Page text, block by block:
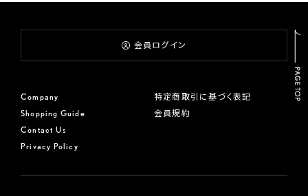
Company
Shopping Guide
Contact Us
Privacy Policy
特定商取引に基づく表記
会員規約
会員ログイン